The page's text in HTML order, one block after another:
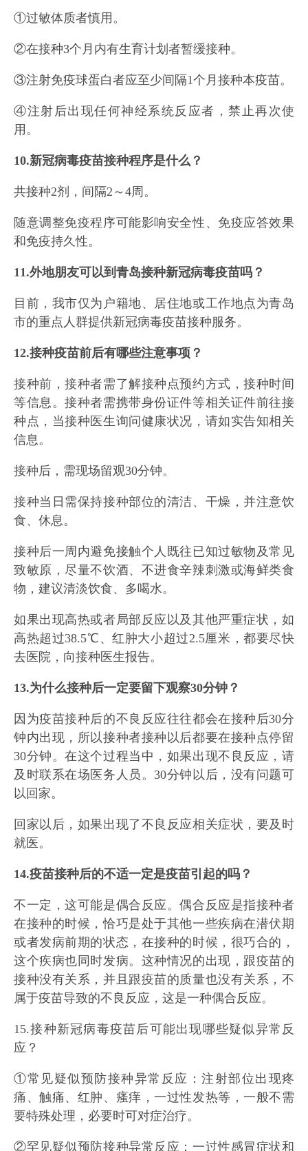
①过敏体质者慎用。
②在接种3个月内有生育计划者暂缓接种。
③注射免疫球蛋白者应至少间隔1个月接种本疫苗。
④注射后出现任何神经系统反应者，禁止再次使
用。
10.新冠病毒疫苗接种程序是什么？
共接种2剂，间隔2～4周。
随意调整免疫程序可能影响安全性、免疫应答效果
和免疫持久性。
11.外地朋友可以到青岛接种新冠病毒疫苗吗？
目前，我市仅为户籍地、居住地或工作地点为青岛
市的重点人群提供新冠病毒疫苗接种服务。
12.接种疫苗前后有哪些注意事项？
接种前，接种者需了解接种点预约方式，接种时间
等信息。接种者需携带身份证件等相关证件前往接
种点，当接种医生询问健康状况，请如实告知相关
信息。
接种后，需现场留观30分钟。
接种当日需保持接种部位的清洁、干燥，并注意饮
食、休息。
接种后一周内避免接触个人既往已知过敏物及常见
致敏原，尽量不饮酒、不进食辛辣刺激或海鲜类食
物，建议清淡饮食、多喝水。
如果出现高热或者局部反应以及其他严重症状，如
高热超过38.5℃、红肿大小超过2.5厘米，都要尽快
去医院，向接种医生报告。
13.为什么接种后一定要留下观察30分钟？
因为疫苗接种后的不良反应往往都会在接种后30分
钟内出现，所以接种者接种以后都要在接种点停留
30分钟。在这个过程当中，如果出现不良反应，请
及时联系在场医务人员。30分钟以后，没有问题可
以回家。
回家以后，如果出现了不良反应相关症状，要及时
就医。
14.疫苗接种后的不适一定是疫苗引起的吗？
不一定，这可能是偶合反应。偶合反应是指接种者
在接种的时候，恰巧是处于其他一些疾病在潜伏期
或者发病前期的状态，在接种的时候，很巧合的，
这个疾病也同时发病。这种情况的出现，跟疫苗的
接种没有关系，并且跟疫苗的质量也没有关系，不
属于疫苗导致的不良反应，这是一种偶合反应。
15.接种新冠病毒疫苗后可能出现哪些疑似异常反
应？
①常见疑似预防接种异常反应：注射部位出现疼
痛、触痛、红肿、瘙痒，一过性发热等，一般不需
要特殊处理，必要时可对症治疗。
②罕见疑似预防接种异常反应：一过性感冒症状和